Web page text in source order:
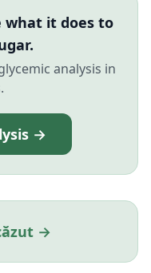
what it does to
analysis in
→
→